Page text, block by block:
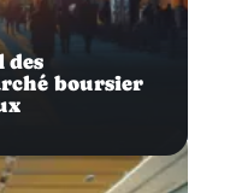
des
boursier